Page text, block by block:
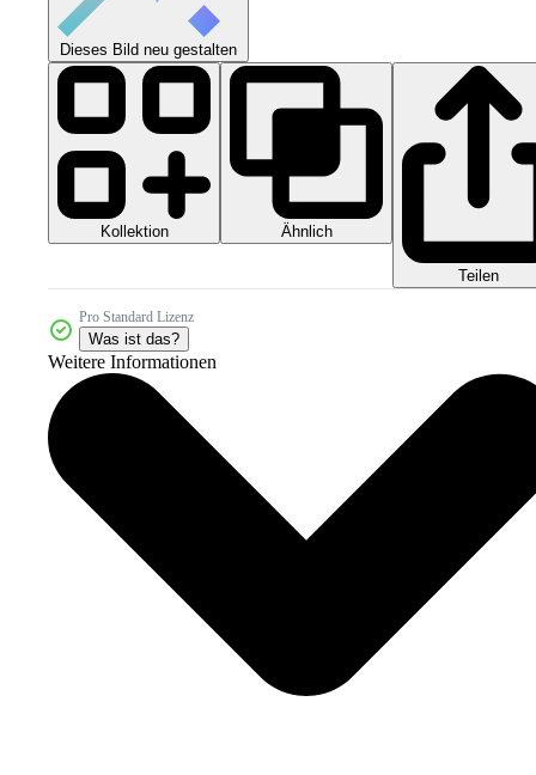
Dieses Bild neu gestalten
Kollektion Ähnlich
Teilen
Pro Standard Lizenz
Was ist das?
Weitere Informationen